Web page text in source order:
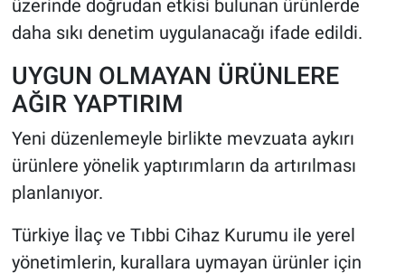
üzerinde doğrudan etkisi bulunan ürünlerde
daha sıkı denetim uygulanacağı ifade edildi.
UYGUN OLMAYAN ÜRÜNLERE
AĞIR YAPTIRIM
Yeni düzenlemeyle birlikte mevzuata aykırı
ürünlere yönelik yaptırımların da artırılması
planlanıyor.
Türkiye İlaç ve Tıbbi Cihaz Kurumu ile yerel
yönetimlerin, kurallara uymayan ürünler için